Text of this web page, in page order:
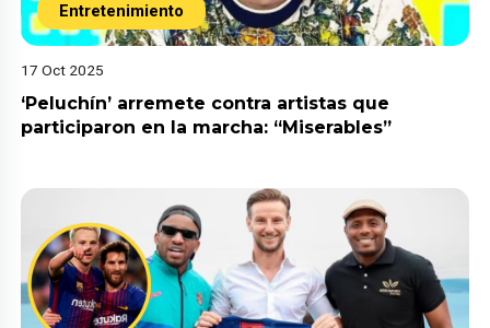
Entretenimiento
17 Oct 2025
‘Peluchín’ arremete contra artistas que
participaron en la marcha: “Miserables”